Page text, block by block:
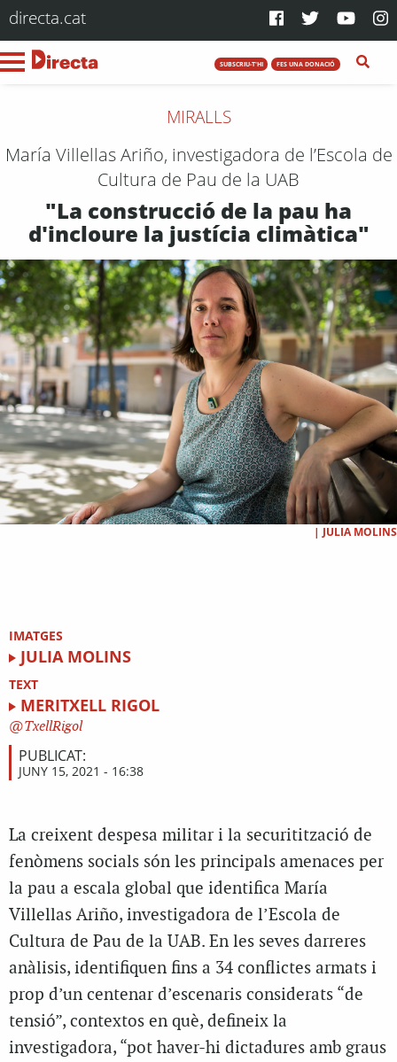
directa.cat
SUBSCRIU-T'HI FES UNA DONACIÓ
MIRALLS
María Villellas Ariño, investigadora de l’Escola de
Cultura de Pau de la UAB
"La construcció de la pau ha
d'incloure la justícia climàtica"
| JULIA MOLINS
IMATGES
JULIA MOLINS
TEXT
MERITXELL RIGOL
TxellRigol
PUBLICAT:
JUNY 15, 2021 - 16:38
La creixent despesa militar i la securitització de
fenòmens socials són les principals amenaces per
la pau a escala global que identifica María
Villellas Ariño, investigadora de l’Escola de
Cultura de Pau de la UAB. En les seves darreres
anàlisis, identifiquen fins a 34 conflictes armats i
prop d’un centenar d’escenaris considerats “de
tensió”, contextos en què, defineix la
investigadora, “pot haver-hi dictadures amb graus